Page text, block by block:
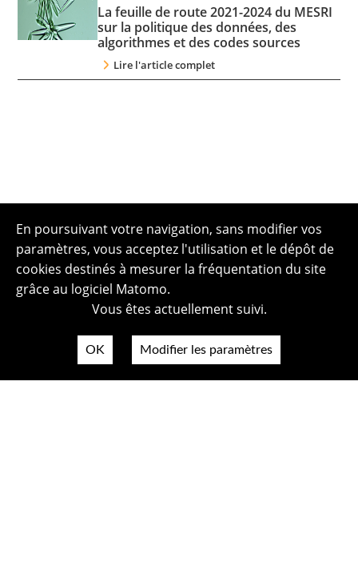
La feuille de route 2021-2024 du MESRI
sur la politique des données, des
algorithmes et des codes sources
Lire l'article complet
En poursuivant votre navigation, sans modifier vos
paramètres, vous acceptez l'utilisation et le dépôt de
cookies destinés à mesurer la fréquentation du site
grâce au logiciel Matomo.
Vous êtes actuellement suivi.
OK Modifier les paramètres